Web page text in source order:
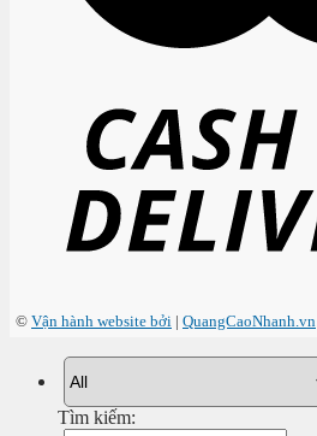
© Vận hành website bởi | QuangCaoNhanh.vn
Tìm kiếm: